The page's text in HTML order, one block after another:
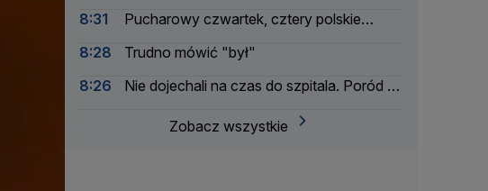
8:31
Pucharowy czwartek, cztery polskie
8:28
Trudno mówić "był"
8:26
Nie dojechali na czas do szpitala. Poród na
Zobacz wszystkie